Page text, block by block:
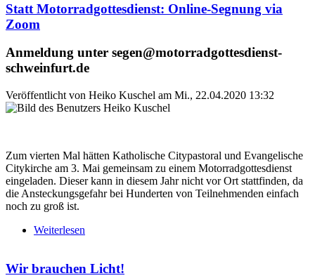
Statt Motorradgottesdienst: Online-Segnung via
Zoom
Anmeldung unter segen@motorradgottesdienst-
schweinfurt.de
Veröffentlicht von Heiko Kuschel am Mi., 22.04.2020 13:32
Zum vierten Mal hätten Katholische Citypastoral und Evangelische
Citykirche am 3. Mai gemeinsam zu einem Motorradgottesdienst
eingeladen. Dieser kann in diesem Jahr nicht vor Ort stattfinden, da
die Ansteckungsgefahr bei Hunderten von Teilnehmenden einfach
noch zu groß ist.
Weiterlesen
Wir brauchen Licht!